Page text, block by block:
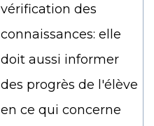
vérification des
connaissances: elle
doit aussi informer
des progrès de l'élève
en ce qui concerne